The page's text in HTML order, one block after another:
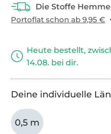
Portoflat schon ab 9,95 €
Heute bestellt,
14.08. bei dir.
Deine individuelle
0,5 m